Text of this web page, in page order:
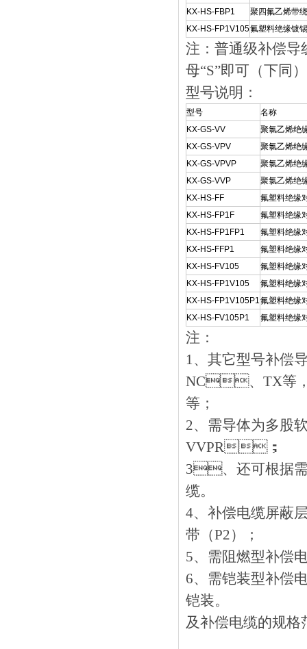
KX-HS-FBP1
聚四氟乙烯带绕
KX-HS-FP1V105氟塑料绝缘镀
注：普通级补
母“S”即可（下同）
型号说明：
型号
名称
KX-GS-VV
聚氯乙烯绝
KX-GS-VPV
聚氯乙烯绝
KX-GS-VPVP
聚氯乙烯绝
KX-GS-VVP
聚氯乙烯绝
KX-HS-FF
氟塑料绝缘
KX-HS-FP1F
氟塑料绝缘
KX-HS-FP1FP1
氟塑料绝缘
KX-HS-FFP1
氟塑料绝缘
KX-HS-FV105
氟塑料绝缘
KX-HS-FP1V105
氟塑料绝缘
KX-HS-FP1V105P1氟塑料绝缘
KX-HS-FV105P1
氟塑料绝缘
注：
1、其它型号
NC、TX等
等；
2、需导体为多股
VVPR；
3、还可根据需
缆。
4、补偿电缆屏蔽
带（P2）；
5、需阻燃型补
6、需铠装型补
铠装。
及补偿电缆的规格